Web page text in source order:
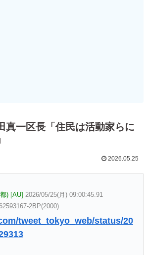
真一区長「住民は活動家らに
2026.05.25
) [AU] 2026/05/25(月) 09:00:45.91
2BP(2000)
tweet_tokyo_web/status/20